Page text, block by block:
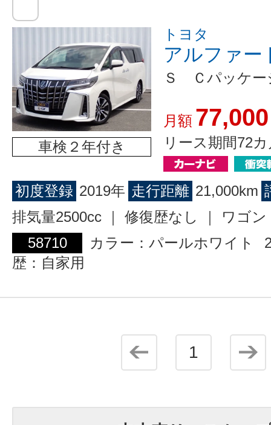
車検２年付き
トヨタ
アルファー
Ｓ Ｃパッケー
月額 77,000
リース期間72
初度登録 2019年 走行距離 21,000km
排気量2500cc ｜ 修復歴なし ｜ ワゴ
58710
カラー：パールホワイト
歴：自家用
1